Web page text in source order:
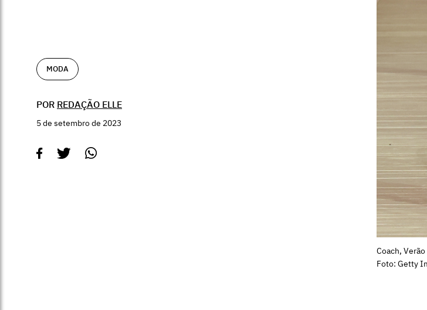
MODA
POR REDAÇÃO ELLE
5 de setembro de 2023
Coach,
Foto: Getty